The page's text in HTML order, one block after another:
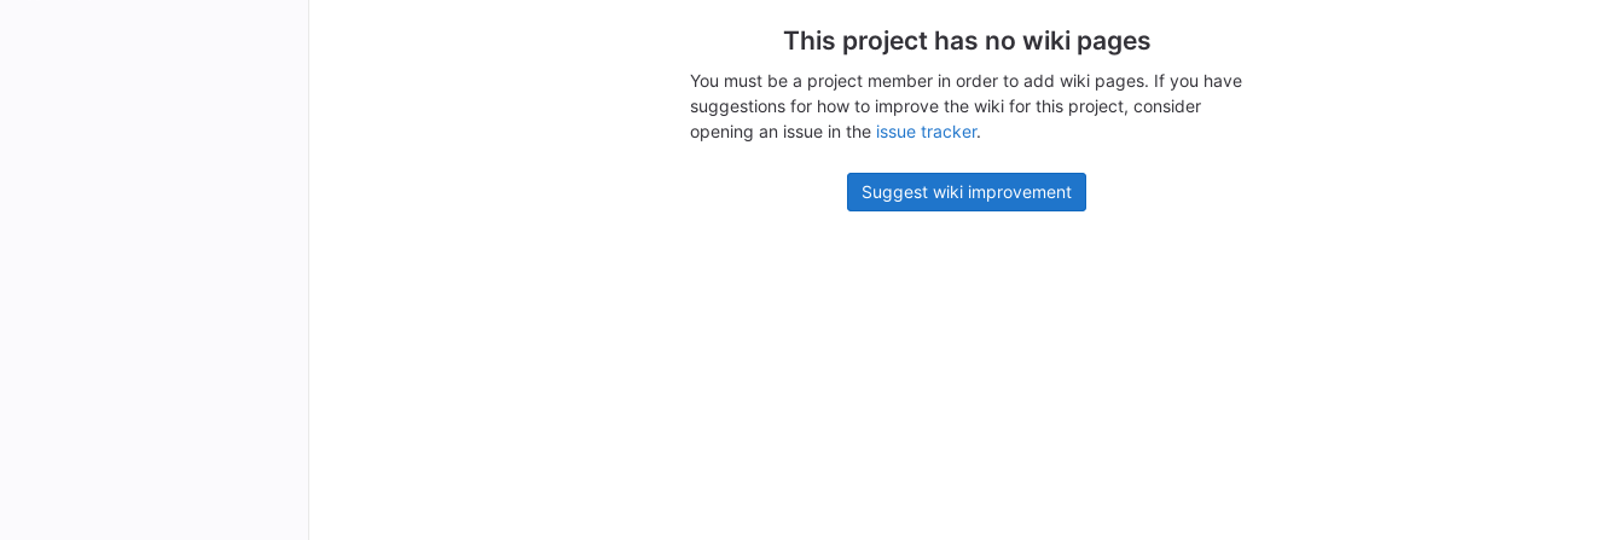
This project has no wiki pages
You must be a project member in order to add wiki pages. If you have
suggestions for how to improve the wiki for this project, consider
opening an issue in the issue tracker.
Suggest wiki improvement